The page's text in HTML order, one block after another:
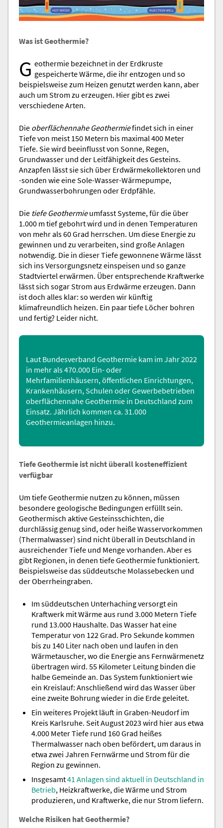
Was ist Geothermie?
G eothermie bezeichnet in der Erdkruste
gespeicherte Wärme, die ihr entzogen und so
beispielsweise zum Heizen genutzt werden kann, aber
auch um Strom zu erzeugen. Hier gibt es zwei
verschiedene Arten.
Die oberflächennahe Geothermiefindet sich in einer
Tiefe von meist 150 Metern bis maximal 400 Meter
Tiefe. Sie wird beeinflusst von Sonne, Regen,
Grundwasser und der Leitfähigkeit des Gesteins.
Anzapfen lässt sie sich über Erdwärmekollektoren und
-sonden wie eine Sole-Wasser-Wärmepumpe,
Grundwasserbohrungen oder Erdpfähle.
Die tiefe Geothermieumfasst Systeme, für die über
1.000 m tief gebohrt wird und in denen Temperaturen
von mehr als 60 Grad herrschen. Um diese Energie zu
gewinnen und zu verarbeiten, sind große Anlagen
notwendig. Die in dieser Tiefe gewonnene Wärme lässt
sich ins Versorgungsnetz einspeisen und so ganze
Stadtviertel erwärmen. Über entsprechende Kraftwerke
lässt sich sogar Strom aus Erdwärme erzeugen. Dann
ist doch alles klar: so werden wir künftig
klimafreundlich heizen. Ein paar tiefe Löcher bohren
und fertig? Leider nicht.
Laut Bundesverband Geothermiekam im Jahr 2022
in mehr als 470.000 Ein- oder
Mehrfamilienhäusern, öffentlichen Einrichtungen,
Krankenhäusern, Schulen oder Gewerbebetrieben
oberflächennahe Geothermie in Deutschland zum
Einsatz. Jährlich kommen ca. 31.000
Geothermieanlagen hinzu.
Tiefe Geothermie ist nicht überall kosteneffizient
verfügbar
Um tiefe Geothermie nutzen zu können, müssen
besondere geologische Bedingungen erfüllt sein.
Geothermisch aktive Gesteinsschichten, die
durchlässig genug sind, oder heiße Wasservorkommen
(Thermalwasser) sind nicht überall in Deutschland in
ausreichender Tiefe und Menge vorhanden. Aber es
gibt Regionen, in denen tiefe Geothermie funktioniert.
Beispielsweise das süddeutsche Molassebecken und
der Oberrheingraben.
Im süddeutschen Unterhaching versorgt ein
Kraftwerk mit Wärme aus rund 3.000 Metern Tiefe
rund 13.000 Haushalte. Das Wasser hat eine
Temperatur von 122 Grad. Pro Sekunde kommen
bis zu 140 Liter nach oben und laufen in den
Wärmetauscher, wo die Energie ans Fernwärmenetz
übertragen wird. 55 Kilometer Leitung binden die
halbe Gemeinde an. Das System funktioniert wie
ein Kreislauf: Anschließend wird das Wasser über
eine zweite Bohrung wieder in die Erde geleitet.
Ein weiteres Projekt läuft in Graben-Neudorf im
Kreis Karlsruhe. Seit August 2023 wird hier aus etwa
4.000 Meter Tiefe rund 160 Grad heißes
Thermalwasser nach oben befördert, um daraus in
etwa zwei Jahren Fernwärme und Strom für die
Region zu gewinnen.
Insgesamt41 Anlagen sind aktuell in Deutschland in
Betrieb, Heizkraftwerke, die Wärme und Strom
produzieren, und Kraftwerke, die nur Strom liefern.
Welche Risiken hat Geothermie?